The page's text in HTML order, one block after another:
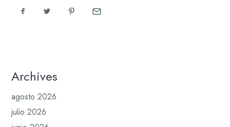
Archives
agosto 2026
julio 2026